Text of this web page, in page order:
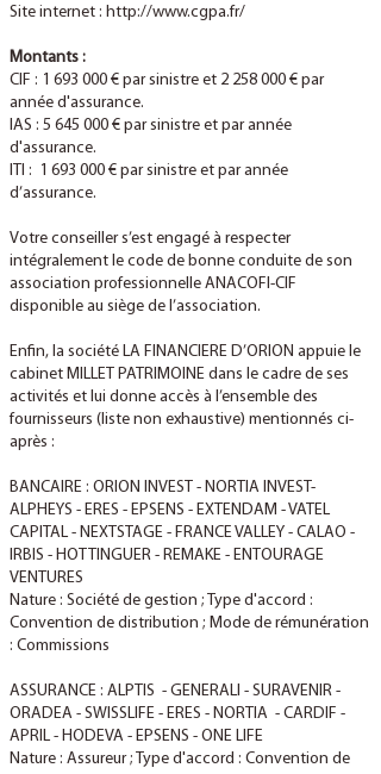
Site internet : http://www.cgpa.fr/
Montants :
CIF : 1 693 000 € par sinistre et 2 258 000 € par
année d'assurance.
IAS : 5 645 000 € par sinistre et par année
d'assurance.
ITI : 1 693 000 € par sinistre et par année
d’assurance.
Votre conseiller s’est engagé à respecter
intégralement le code de bonne conduite de son
association professionnelle ANACOFI-CIF
disponible au siège de l’association.
Enfin, la société LA FINANCIERE D’ORION appuie le
cabinet MILLET PATRIMOINE dans le cadre de ses
activités et lui donne accès à l’ensemble des
fournisseurs (liste non exhaustive) mentionnés ci-
après :
BANCAIRE : ORION INVEST - NORTIA INVEST-
ALPHEYS - ERES - EPSENS - EXTENDAM - VATEL
CAPITAL - NEXTSTAGE - FRANCE VALLEY - CALAO -
IRBIS - HOTTINGUER - REMAKE - ENTOURAGE
VENTURES
Nature : Société de gestion ; Type d'accord :
Convention de distribution ; Mode de rémunération
: Commissions
ASSURANCE : ALPTIS - GENERALI - SURAVENIR -
ORADEA - SWISSLIFE - ERES - NORTIA - CARDIF -
APRIL - HODEVA - EPSENS - ONE LIFE
Nature : Assureur ; Type d'accord : Convention de